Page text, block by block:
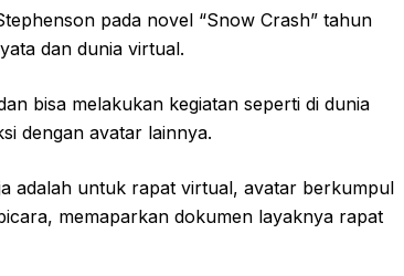
pada novel “Snow Crash” tahun
dan dunia virtual.
bisa melakukan kegiatan seperti di dunia
dengan avatar lainnya.
adalah untuk rapat virtual, avatar berkumpul
memaparkan dokumen layaknya rapat